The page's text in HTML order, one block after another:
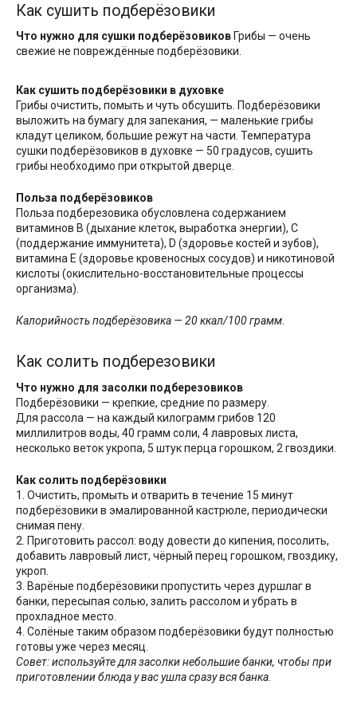
Как сушить подберёзовики
Что нужно для сушки подберёзовиков Грибы — очень
свежие не повреждённые подберёзовики.
Как сушить подберёзовики в духовке
Грибы очистить, помыть и чуть обсушить. Подберёзовики
выложить на бумагу для запекания, — маленькие грибы
кладут целиком, большие режут на части. Температура
сушки подберёзовиков в духовке — 50 градусов, сушить
грибы необходимо при открытой дверце.
Польза подберёзовиков
Польза подберезовика обусловлена содержанием
витаминов B (дыхание клеток, выработка энергии), C
(поддержание иммунитета), D (здоровье костей и зубов),
витамина Е (здоровье кровеносных сосудов) и никотиновой
кислоты (окислительно-восстановительные процессы
организма).
Калорийность подберёзовика — 20 ккал/100 грамм.
Как солить подберезовики
Что нужно для засолки подберезовиков
Подберёзовики — крепкие, средние по размеру.
Для рассола — на каждый килограмм грибов 120
миллилитров воды, 40 грамм соли, 4 лавровых листа,
несколько веток укропа, 5 штук перца горошком, 2 гвоздики.
Как солить подберёзовики
1. Очистить, промыть и отварить в течение 15 минут
подберёзовики в эмалированной кастрюле, периодически
снимая пену.
2. Приготовить рассол: воду довести до кипения, посолить,
добавить лавровый лист, чёрный перец горошком, гвоздику,
укроп.
3. Варёные подберёзовики пропустить через дуршлаг в
банки, пересыпая солью, залить рассолом и убрать в
прохладное место.
4. Солёные таким образом подберёзовики будут полностью
готовы уже через месяц.
Совет: используйте для засолки небольшие банки, чтобы при
приготовлении блюда у вас ушла сразу вся банка.